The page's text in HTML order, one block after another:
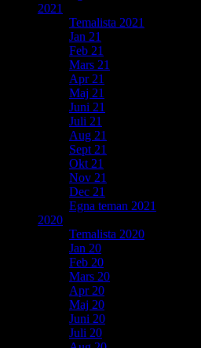
2021
Temalista 2021
Jan 21
Feb 21
Mars 21
Apr 21
Maj 21
Juni 21
Juli 21
Aug 21
Sept 21
Okt 21
Nov 21
Dec 21
Egna teman 2021
2020
Temalista 2020
Jan 20
Feb 20
Mars 20
Apr 20
Maj 20
Juni 20
Juli 20